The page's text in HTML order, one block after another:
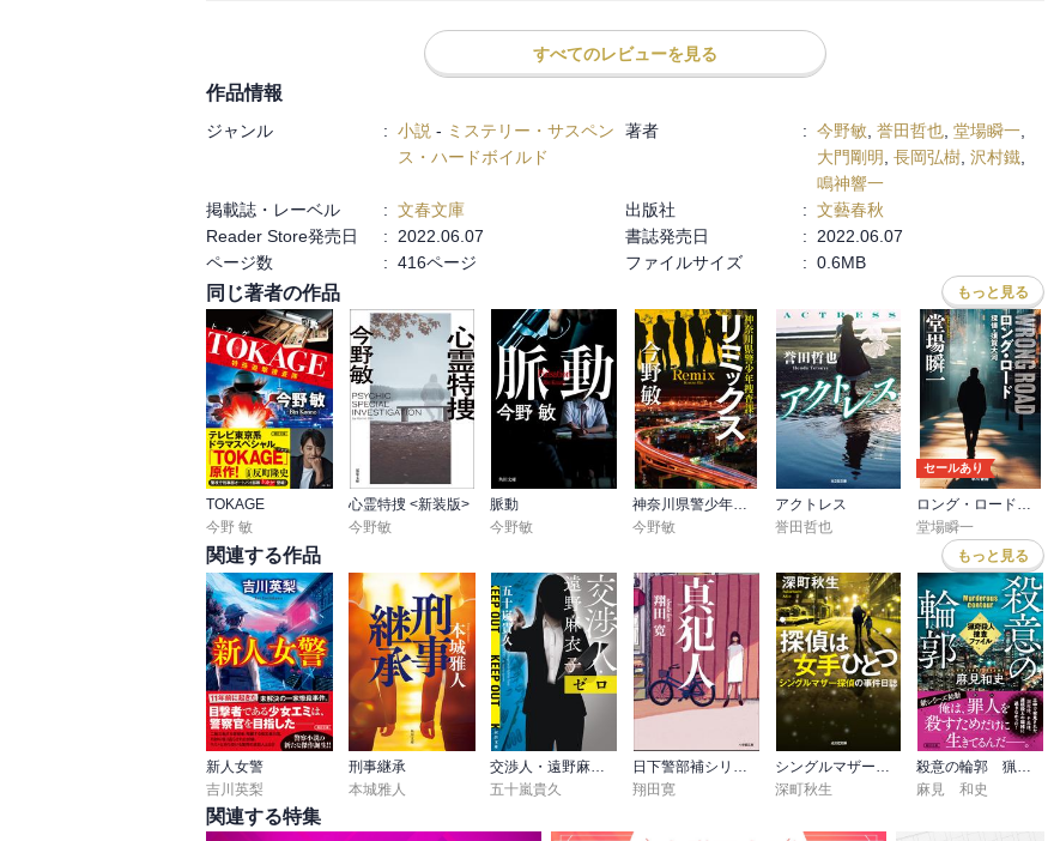
長岡弘樹『裏庭のある交番』。二人の警察官が立て続けに自殺した交番。その自殺の謎を解き明かす警察OGの
非常勤相談員。見事な推理とトリックは長岡弘樹ならでは。★★★★
沢村鐵『類いまれなるランデブー』。JAXAを舞台にした殺人事件。相変わらず沢村鐵の作品はよく解らない。
そして、まさかの尻切れトンボ。連載小説のごく一部なのか。読むに値せず。★
今野敏『ニンジャ』。公安外事物。連載小説の一部のみの掲載なのか。『ニンジャ』という言葉が登場しただけ
で終わってしまった。★
本体価格820円
★★
すべてのレビューを見る
作品情報
ジャンル : 小説 - ミステリー・サスペン
ス・ハードボイルド
著者 : 今野敏, 誉田哲也, 堂場瞬一,
大門剛明, 長岡弘樹, 沢村鐵,
鳴神響一
掲載誌・レーベル
: 文春文庫 出版社 : 文藝春秋
Reader Store発売日
: 2022.06.07 書誌発売日 : 2022.06.07
ページ数
: 416ページ ファイルサイズ : 0.6MB
同じ著者の作品 もっと見る
TOKAGE
今野 敏
心霊特捜 <新装版>
今野敏
脈動
今野敏
神奈川県警少年捜査課
今野敏
アクトレス
誉田哲也
セールあり
堂場瞬一
関連する作品 もっと見る
新人女警
吉川英梨
刑事継承
本城雅人
交渉人・遠野麻衣子 ゼロ
五十嵐貴久
日下警部補シリーズ
翔田寛
シングルマザー探偵の事件日誌
深町秋生
殺意の輪郭 猟奇殺人捜査ファイル
麻見 和史
関連する特集